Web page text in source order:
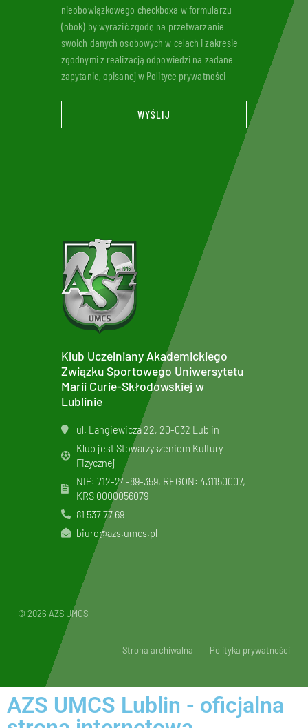
nieobowiązkowego checkboxa w formularzu
(obok) by wyrazić zgodę na przetwarzanie
swoich danych osobowych w celach i zakresie
zgodnymi z realizacją odpowiedzi na zadane
zapytanie, opisanej w Polityce prywatności
WYŚLIJ
Klub Uczelniany Akademickiego
Związku Sportowego Uniwersytetu
Marii Curie-Skłodowskiej w
Lublinie
ul. Langiewicza 22, 20-032 Lublin
Klub jest Stowarzyszeniem Kultury
Fizycznej
NIP: 712-24-89-359, REGON: 431150007,
KRS 0000056079
81 537 77 69
biuro@azs.umcs.pl
© 2026 AZS UMCS
Strona archiwalna Polityka prywatności
AZS UMCS Lublin - oficjalna